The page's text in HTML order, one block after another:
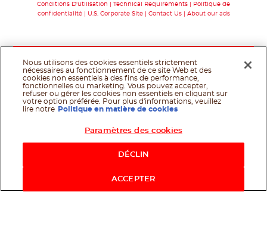
Conditions D'utilisation
Technical Requirements
Politique de
confidentialité
U.S. Corporate Site Contact Us About our ads
Nous utilisons des cookies essentiels strictement
nécessaires au fonctionnement de ce site Web et des
cookies non essentiels à des fins de performance,
fonctionnelles ou marketing. Vous pouvez accepter,
refuser ou gérer les cookies non essentiels en cliquant sur
votre option préférée. Pour plus d'informations, veuillez
lire notre
Politique en matière de cookies
Paramètres des cookies
DÉCLIN
ACCEPTER